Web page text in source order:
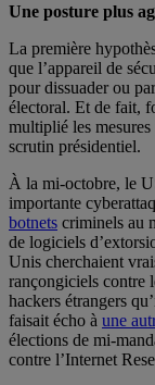
Une posture plus
La première
que l’appareil de
pour dissuader ou
électoral. Et de fait,
multiplié les
scrutin présidentiel.
À la mi-octobre, le
importante
botnets criminels au
de logiciels
Unis cherchaient
rançongiciels contre
hackers étrangers
faisait écho à une
élections de mi-
contre l’Internet